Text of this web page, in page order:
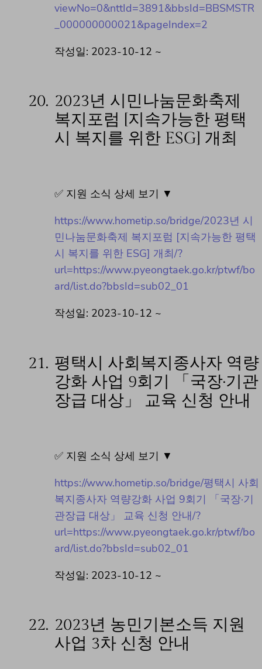
viewNo=0&nttId=3891&bbsId=BBSMSTR
_000000000021&pageIndex=2
작성일: 2023-10-12 ~
20. 2023년 시민나눔문화축제
복지포럼 [지속가능한 평택
시 복지를 위한 ESG] 개최
✅ 지원 소식 상세 보기 ▼
https://www.hometip.so/bridge/2023년 시
민나눔문화축제 복지포럼 [지속가능한 평택
시 복지를 위한 ESG] 개최/?
url=https://www.pyeongtaek.go.kr/ptwf/bo
ard/list.do?bbsId=sub02_01
작성일: 2023-10-12 ~
21. 평택시 사회복지종사자 역량
강화 사업 9회기 「국장·기관
장급 대상」 교육 신청 안내
✅ 지원 소식 상세 보기 ▼
https://www.hometip.so/bridge/평택시 사회
복지종사자 역량강화 사업 9회기 「국장·기
관장급 대상」 교육 신청 안내/?
url=https://www.pyeongtaek.go.kr/ptwf/bo
ard/list.do?bbsId=sub02_01
작성일: 2023-10-12 ~
22. 2023년 농민기본소득 지원
사업 3차 신청 안내